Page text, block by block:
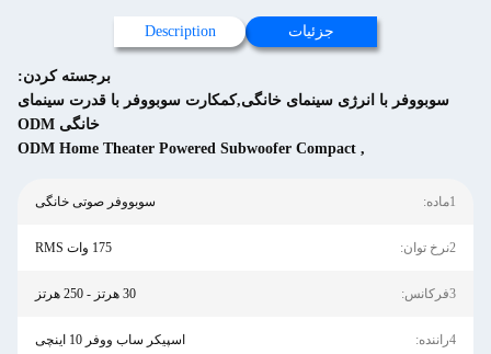
جزئیات Description
برجسته کردن:
سوبووفر با انرژی سینمای خانگی,کمکارت سوبووفر با قدرت سینمای
خانگی ODM
,
ODM Home Theater Powered Subwoofer Compact
1ماده: سوبووفر صوتی خانگی
2نرخ توان: 175 وات RMS
3فرکانس: 30 هرتز - 250 هرتز
4راننده: اسپیکر ساب ووفر 10 اینچی